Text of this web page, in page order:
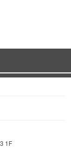
独自に調合し
ーに焼き上げ
選びいただけま
込109円）をタ
1F